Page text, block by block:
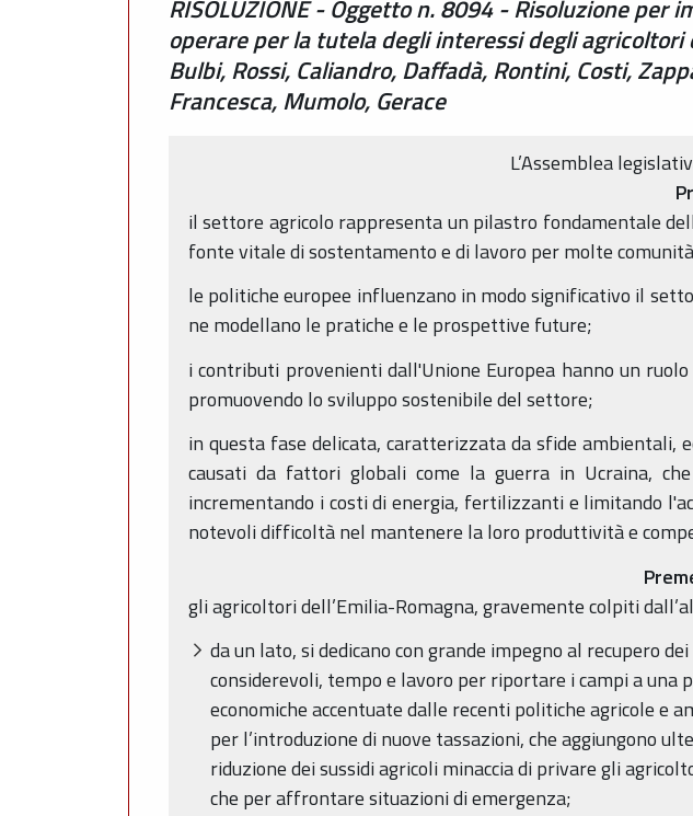
RISOLUZIONE - Oggetto n. 8094 - Risoluzione per
operare per la tutela degli interessi degli
Bulbi, Rossi, Caliandro, Daffadà, Rontini, Costi,
Francesca, Mumolo, Gerace
L’Assemblea
il settore agricolo rappresenta un pilastro fondamentale
fonte vitale di sostentamento e di lavoro per molte
le politiche europee influenzano in modo significativo il
ne modellano le pratiche e le prospettive future;
i contributi provenienti dall'Unione Europea hanno un
promuovendo lo sviluppo sostenibile del settore;
in questa fase delicata, caratterizzata da sfide ambientali,
causati da fattori globali come la guerra in Ucraina,
incrementando i costi di energia, fertilizzanti e limitando
notevoli difficoltà nel mantenere la loro produttività e
gli agricoltori dell’Emilia-Romagna, gravemente colpiti
da un lato, si dedicano con grande impegno al recupero
considerevoli, tempo e lavoro per riportare i campi a
economiche accentuate dalle recenti politiche agricole e
per l’introduzione di nuove tassazioni, che aggiungono
riduzione dei sussidi agricoli minaccia di privare gli
che per affrontare situazioni di emergenza;